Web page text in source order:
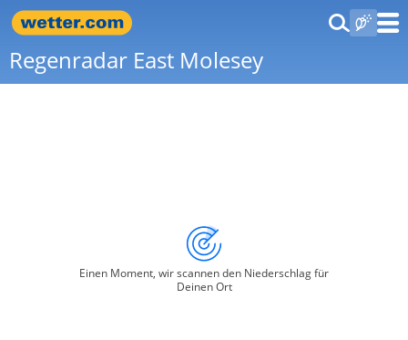
Regenradar East Molesey
Einen Moment, wir scannen den Niederschlag für
Deinen Ort